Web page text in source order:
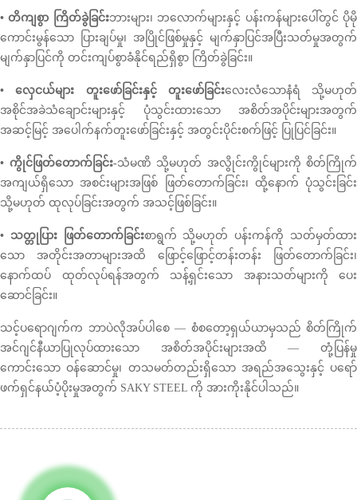
• တိကျစွာ ကြိတ်ခွဲခြင်းဘားများ၊ ဘလောက်များနှင့် ပန်းကန်များပေါ်တွင် ပိုမို
ကောင်းမွန်သော ပြားချပ်မှု၊ အပြိုင်ဖြစ်မှုနှင့် မျက်နှာပြင်အပြီးသတ်မှုအတွက်
မျက်နှာပြင်ကို တင်းကျပ်စွာခံနိုင်ရည်ရှိစွာ ကြိတ်ခွဲခြင်း။
• လှေငယ်များ တူးဖော်ခြင်းနှင့် တူးဖော်ခြင်းလေးလံသောနံရံ သို့မဟုတ်
အစိုင်အခဲသံချောင်းများနှင့် ပုံသွင်းထားသော အစိတ်အပိုင်းများအတွက်
အဆင့်မြင့် အပေါက်နက်တူးဖော်ခြင်းနှင့် အတွင်းပိုင်းစက်ဖြင့် ပြုပြင်ခြင်း။
• ကွိုင်ဖြတ်တောက်ခြင်း-သံမဏိ သို့မဟုတ် အလွိုင်းကွိုင်များကို စိတ်ကြိုက်
အကျယ်ရှိသော အစင်းများအဖြစ် ဖြတ်တောက်ခြင်း၊ ထို့နောက် ပုံသွင်းခြင်း
သို့မဟုတ် ထုလုပ်ခြင်းအတွက် အသင့်ဖြစ်ခြင်း။
• သတ္တုပြား ဖြတ်တောက်ခြင်းစာရွက် သို့မဟုတ် ပန်းကန်ကို သတ်မှတ်ထား
သော အတိုင်းအတာများအထိ ဖြောင့်ဖြောင့်တန်းတန်း ဖြတ်တောက်ခြင်း၊
နောက်ထပ် ထုတ်လုပ်ရန်အတွက် သန့်ရှင်းသော အနားသတ်များကို ပေး
ဆောင်ခြင်း။
သင့်ပရောဂျက်က ဘာပဲလိုအပ်ပါစေ — စံစတော့ရှယ်ယာမှသည် စိတ်ကြိုက်
အင်ဂျင်နီယာပြုလုပ်ထားသော အစိတ်အပိုင်းများအထိ — တုံ့ပြန်မှု
ကောင်းသော ဝန်ဆောင်မှု၊ တသမတ်တည်းရှိသော အရည်အသွေးနှင့် ပရော်
ဖက်ရှင်နယ်ပံ့ပိုးမှုအတွက် SAKY STEEL ကို အားကိုးနိုင်ပါသည်။